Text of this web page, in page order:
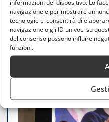
informazioni del dispositivo. Lo
navigazione e per mostrare
tecnologie ci consentirà di
navigazione o gli ID univoci su
del consenso possono influire
funzioni.
Brooks, Ellis, Bolmaro,
LEGGI TUTTO